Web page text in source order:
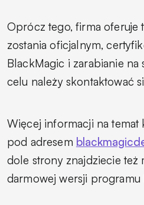
Oprócz tego, firma oferuje
zostania oficjalnym,
BlackMagic i zarabianie na
celu należy skontaktować
Więcej informacji na temat
pod adresem
dole strony znajdziecie
darmowej wersji programu